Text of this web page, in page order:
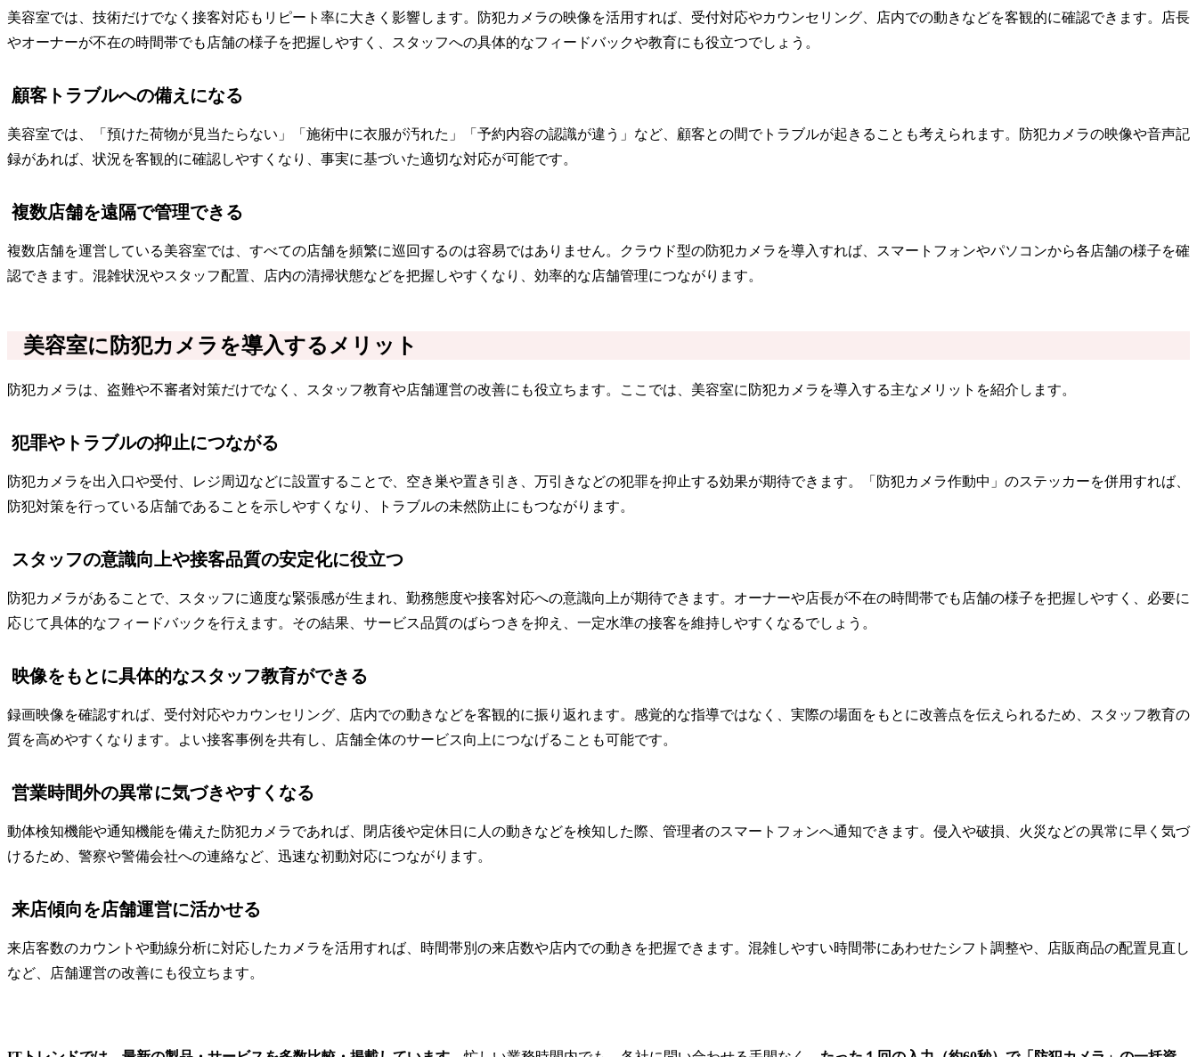
美容室では、技術だけでなく接客対応もリピート率に大きく影響します。防犯カメラの映像を活用すれば、受付対応やカウンセリング、店内での動きなどを客観的に確認できます。店長
やオーナーが不在の時間帯でも店舗の様子を把握しやすく、スタッフへの具体的なフィードバックや教育にも役立つでしょう。
顧客トラブルへの備えになる
美容室では、「預けた荷物が見当たらない」「施術中に衣服が汚れた」「予約内容の認識が違う」など、顧客との間でトラブルが起きることも考えられます。防犯カメラの映像や音声記
録があれば、状況を客観的に確認しやすくなり、事実に基づいた適切な対応が可能です。
複数店舗を遠隔で管理できる
複数店舗を運営している美容室では、すべての店舗を頻繁に巡回するのは容易ではありません。クラウド型の防犯カメラを導入すれば、スマートフォンやパソコンから各店舗の様子を確
認できます。混雑状況やスタッフ配置、店内の清掃状態などを把握しやすくなり、効率的な店舗管理につながります。
美容室に防犯カメラを導入するメリット
防犯カメラは、盗難や不審者対策だけでなく、スタッフ教育や店舗運営の改善にも役立ちます。ここでは、美容室に防犯カメラを導入する主なメリットを紹介します。
犯罪やトラブルの抑止につながる
防犯カメラを出入口や受付、レジ周辺などに設置することで、空き巣や置き引き、万引きなどの犯罪を抑止する効果が期待できます。「防犯カメラ作動中」のステッカーを併用すれば、
防犯対策を行っている店舗であることを示しやすくなり、トラブルの未然防止にもつながります。
スタッフの意識向上や接客品質の安定化に役立つ
防犯カメラがあることで、スタッフに適度な緊張感が生まれ、勤務態度や接客対応への意識向上が期待できます。オーナーや店長が不在の時間帯でも店舗の様子を把握しやすく、必要に
応じて具体的なフィードバックを行えます。その結果、サービス品質のばらつきを抑え、一定水準の接客を維持しやすくなるでしょう。
映像をもとに具体的なスタッフ教育ができる
録画映像を確認すれば、受付対応やカウンセリング、店内での動きなどを客観的に振り返れます。感覚的な指導ではなく、実際の場面をもとに改善点を伝えられるため、スタッフ教育の
質を高めやすくなります。よい接客事例を共有し、店舗全体のサービス向上につなげることも可能です。
営業時間外の異常に気づきやすくなる
動体検知機能や通知機能を備えた防犯カメラであれば、閉店後や定休日に人の動きなどを検知した際、管理者のスマートフォンへ通知できます。侵入や破損、火災などの異常に早く気づ
けるため、警察や警備会社への連絡など、迅速な初動対応につながります。
来店傾向を店舗運営に活かせる
来店客数のカウントや動線分析に対応したカメラを活用すれば、時間帯別の来店数や店内での動きを把握できます。混雑しやすい時間帯にあわせたシフト調整や、店販商品の配置見直し
など、店舗運営の改善にも役立ちます。